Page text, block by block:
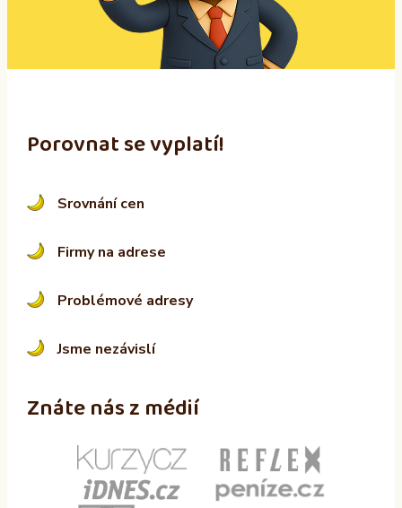
:
Porovnat se vyplatí!
Srovnání cen
Firmy na adrese
Problémové adresy
Jsme nezávislí
Znáte nás z médií